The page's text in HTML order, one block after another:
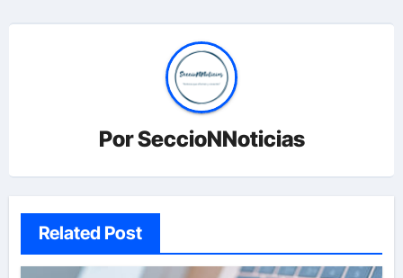
PorSeccioNNoticias
Related Post